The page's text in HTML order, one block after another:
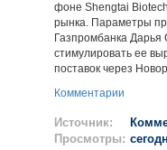
фоне Shengtai
рынка. Параметры
Газпромбанка Дарья
стимулировать ее
поставок через
Комментарии
Источник:
Просмотры: